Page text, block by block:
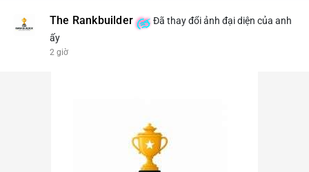
The Rankbuilder
Đã thay đổi ảnh đại diện của anh
ấy
2 giờ